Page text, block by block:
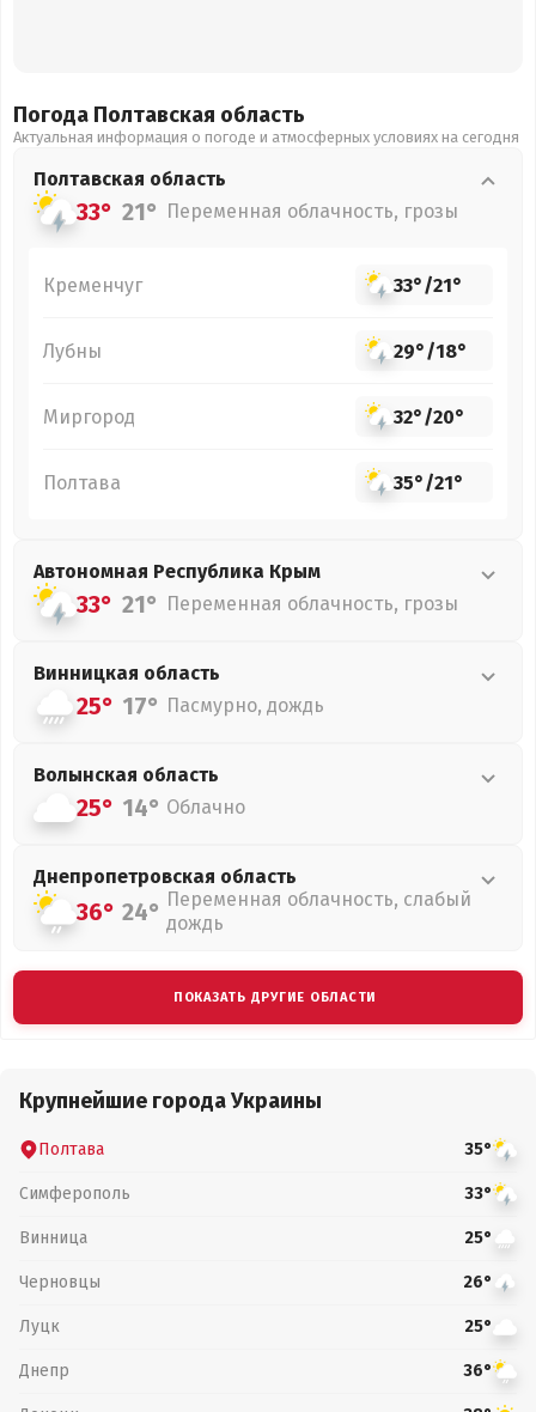
Погода Полтавская область
Актуальная информация о погоде и атмосферных условиях на сегодня
Полтавская область
33° 21° Переменная облачность, грозы
Кременчуг 33°/21°
Лубны 29°/18°
Миргород 32°/20°
Полтава 35°/21°
Автономная Республика Крым
33° 21° Переменная облачность, грозы
Винницкая область
25° 17° Пасмурно, дождь
Волынская область
25° 14° Облачно
Днепропетровская область
36° 24° Переменная облачность, слабый
дождь
ПОКАЗАТЬ ДРУГИЕ ОБЛАСТИ
Крупнейшие города Украины
Полтава 35°
Симферополь 33°
Винница 25°
Черновцы 26°
Луцк 25°
Днепр 36°